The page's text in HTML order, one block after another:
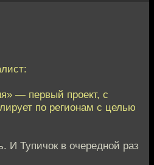
— первый проект, с
по регионам с целью
И Тупичок в очередной раз